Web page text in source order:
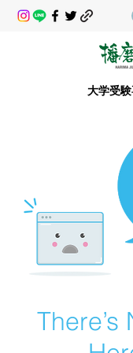
大学受
There’s